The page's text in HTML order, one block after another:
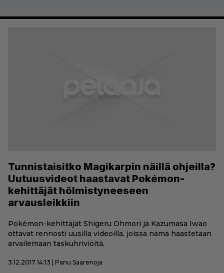
Tunnistaisitko Magikarpin näillä ohjeilla?
Uutuusvideot haastavat Pokémon-
kehittäjät hölmistyneeseen
arvausleikkiin
Pokémon-kehittäjät Shigeru Ohmori ja Kazumasa Iwao
ottavat rennosti uusilla videoilla, joissa nämä haastetaan
arvailemaan taskuhriviöitä.
3.12.2017 14:13 | Panu Saarenoja